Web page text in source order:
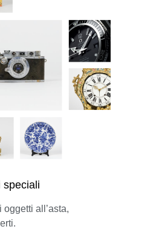
speciali
all’asta,